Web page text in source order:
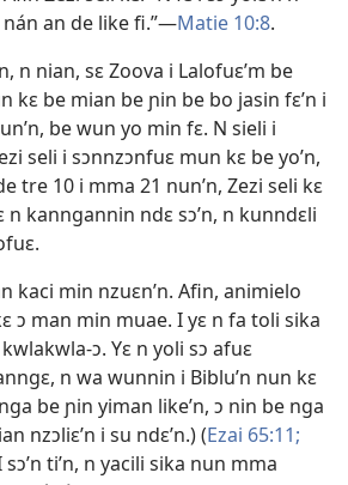
an de like fi.”—Matie 10:8.
n nian, sɛ Zoova i Lalofuɛ’m be
kɛ be mian be ɲin be bo jasin fɛ’n i
be wun yo min fɛ. N sieli i
seli i sɔnnzɔnfuɛ mun kɛ be yo’n,
tre 10 i mma 21 nun’n, Zezi seli kɛ
n kanngannin ndɛ sɔ’n, n kunndɛli
kaci min nzuɛn’n. Afin, animielo
ɔ man min muae. I yɛ n fa toli sika
ɔ. Yɛ n yoli sɔ afuɛ
n wa wunnin i Biblu’n nun kɛ
be ɲin yiman like’n, ɔ nin be nga
nzɔliɛ’n i su ndɛ’n.) (Ezai 65:11;
sɔ’n ti’n, n yacili sika nun mma